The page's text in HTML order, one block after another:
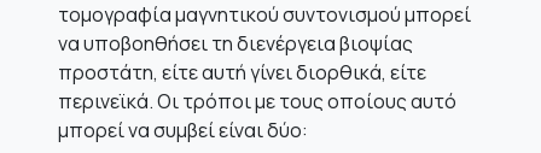
τομογραφία μαγνητικού συντονισμού μπορεί
να υποβοηθήσει τη διενέργεια βιοψίας
προστάτη, είτε αυτή γίνει διορθικά, είτε
περινεϊκά. Οι τρόποι με τους οποίους αυτό
μπορεί να συμβεί είναι δύο: